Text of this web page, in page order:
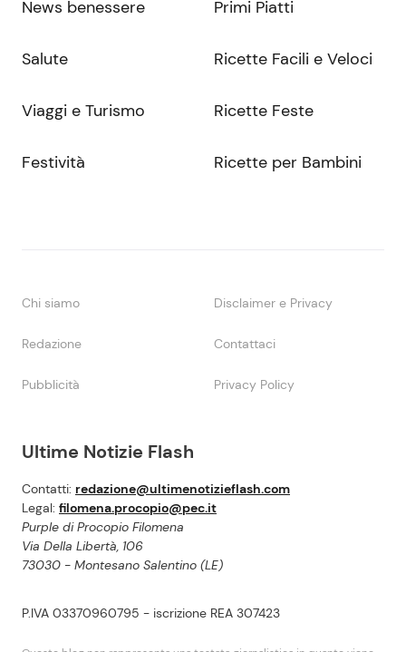
Ultime Notizie Flash
Contatti: redazione@ultimenotizieflash.com
Legal: filomena.procopio@pec.it
Purple di Procopio Filomena
Via Della Libertà, 106
73030 - Montesano Salentino (LE)
P.IVA 03370960795 - iscrizione REA 307423
News benessere
Salute
Viaggi e Turismo
Festività
Primi Piatti
Ricette Facili e Veloci
Ricette Feste
Ricette per Bambini
Chi siamo Disclaimer e Privacy
Redazione Contattaci
Pubblicità Privacy Policy